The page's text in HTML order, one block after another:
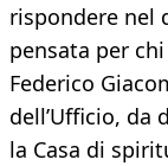
rispondere nel
pensata per
Federico
dell’Ufficio, da
la Casa di